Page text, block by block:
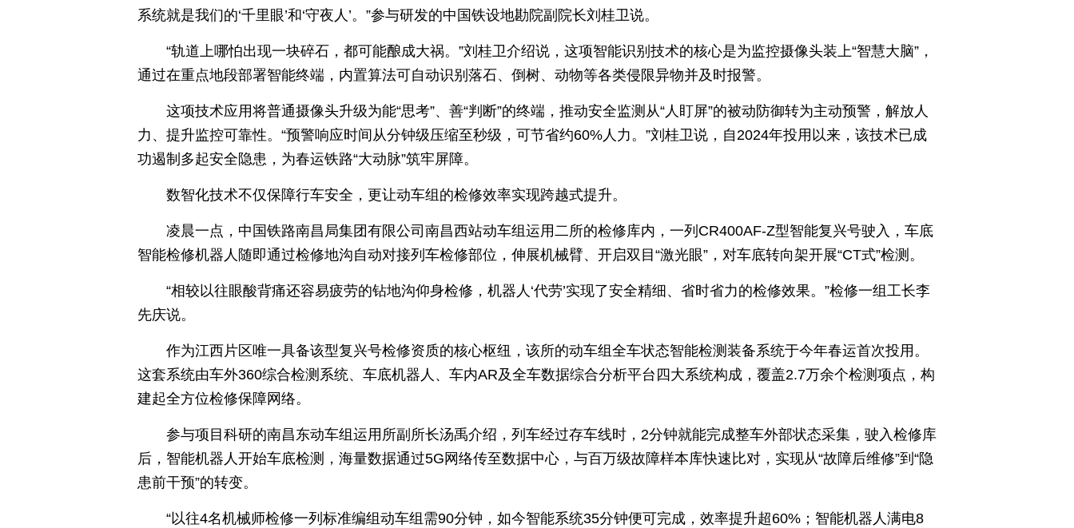
系统就是我们的‘千里眼’和‘守夜人’。”参与研发的中国铁设地勘院副院长刘桂卫说。
“轨道上哪怕出现一块碎石，都可能酿成大祸。”刘桂卫介绍说，这项智能识别技术的核心是为监控摄像头装上“智慧大脑”，
通过在重点地段部署智能终端，内置算法可自动识别落石、倒树、动物等各类侵限异物并及时报警。
这项技术应用将普通摄像头升级为能“思考”、善“判断”的终端，推动安全监测从“人盯屏”的被动防御转为主动预警，解放人
力、提升监控可靠性。“预警响应时间从分钟级压缩至秒级，可节省约60%人力。”刘桂卫说，自2024年投用以来，该技术已成
功遏制多起安全隐患，为春运铁路“大动脉”筑牢屏障。
数智化技术不仅保障行车安全，更让动车组的检修效率实现跨越式提升。
凌晨一点，中国铁路南昌局集团有限公司南昌西站动车组运用二所的检修库内，一列CR400AF-Z型智能复兴号驶入，车底
智能检修机器人随即通过检修地沟自动对接列车检修部位，伸展机械臂、开启双目“激光眼”，对车底转向架开展“CT式”检测。
“相较以往眼酸背痛还容易疲劳的钻地沟仰身检修，机器人‘代劳’实现了安全精细、省时省力的检修效果。”检修一组工长李
先庆说。
作为江西片区唯一具备该型复兴号检修资质的核心枢纽，该所的动车组全车状态智能检测装备系统于今年春运首次投用。
这套系统由车外360综合检测系统、车底机器人、车内AR及全车数据综合分析平台四大系统构成，覆盖2.7万余个检测项点，构
建起全方位检修保障网络。
参与项目科研的南昌东动车组运用所副所长汤禹介绍，列车经过存车线时，2分钟就能完成整车外部状态采集，驶入检修库
后，智能机器人开始车底检测，海量数据通过5G网络传至数据中心，与百万级故障样本库快速比对，实现从“故障后维修”到“隐
患前干预”的转变。
“以往4名机械师检修一列标准编组动车组需90分钟，如今智能系统35分钟便可完成，效率提升超60%；智能机器人满电8